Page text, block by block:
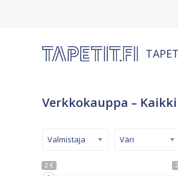
Verkkokauppa –
2 €
Valmistaja Väri